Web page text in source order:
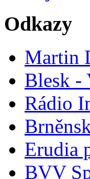
Odkazy
Martin
Blesk -
Rádio
Erudia
BVV